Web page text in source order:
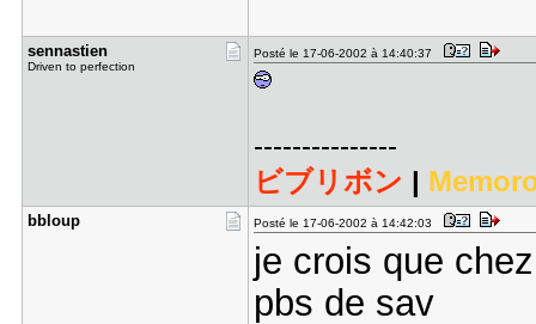
sennastien
Driven to perfection
Posté le 17-06-2002 à 14:40:37
---------------
ビブリボン |
bbloup Posté le 17-06-2002 à 14:42:03
je crois que
pbs de sav